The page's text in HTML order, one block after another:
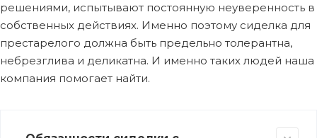
решениями, испытывают постоянную неуверенность в
собственных действиях. Именно поэтому сиделка для
престарелого должна быть предельно толерантна,
небрезглива и деликатна. И именно таких людей наша
компания помогает найти.